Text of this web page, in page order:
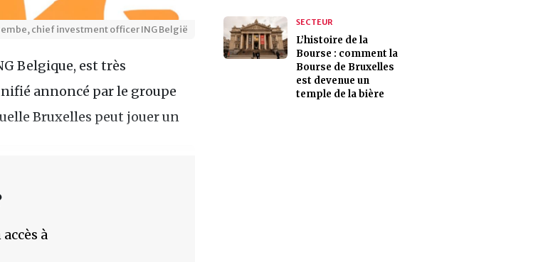
chief investment officer ING België
Belgique, est très
annoncé par le groupe
Bruxelles peut jouer un
à
SECTEUR
L’histoire de la
Bourse : comment la
Bourse de Bruxelles
est devenue un
temple de la bière